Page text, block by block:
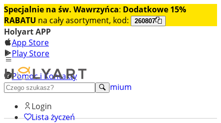
Specjalnie na św. Wawrzyńca: Dodatkowe 15%
RABATU na cały asortyment, kod: 260807
Holyart APP
App Store
Play Store
Pomoc i Kontakty
+48 222 922 860
Odkryj premium
Login
Lista życzeń